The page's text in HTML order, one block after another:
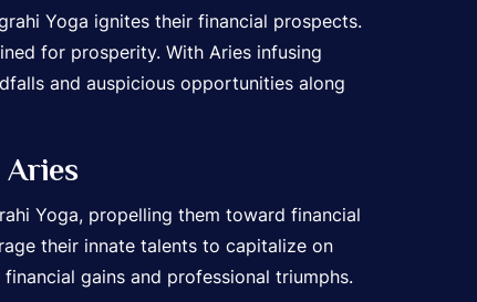
Yoga ignites their financial prospects.
for prosperity. With Aries infusing
and auspicious opportunities along
Aries
Yoga, propelling them toward financial
their innate talents to capitalize on
gains and professional triumphs.